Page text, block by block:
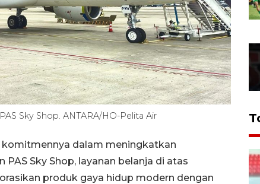
Sky Shop. ANTARA/HO-Pelita Air
dalam meningkatkan
Sky Shop, layanan belanja di atas
produk gaya hidup modern dengan